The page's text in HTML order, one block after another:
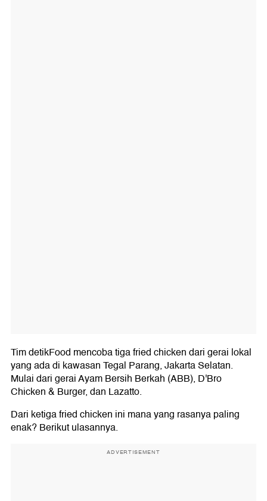
Tim detikFood mencoba tiga fried chicken dari gerai lokal
yang ada di kawasan Tegal Parang, Jakarta Selatan.
Mulai dari gerai Ayam Bersih Berkah (ABB), D'Bro
Chicken & Burger, dan Lazatto.
Dari ketiga fried chicken ini mana yang rasanya paling
enak? Berikut ulasannya.
ADVERTISEMENT